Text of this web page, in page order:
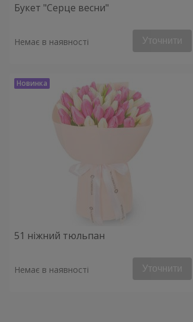
Букет "Серце весни"
Немає в наявності Уточнити
51 ніжний тюльпан
Немає в наявності Уточнити